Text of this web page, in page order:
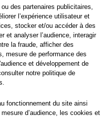
des partenaires publicitaires,
l’expérience utilisateur et
stocker et/ou accéder à des
et analyser l’audience, interagir
la fraude, afficher des
mesure de performance des
et développement de
notre politique de
fonctionnement du site ainsi
d’audience, les cookies et
|Politique de vie privée